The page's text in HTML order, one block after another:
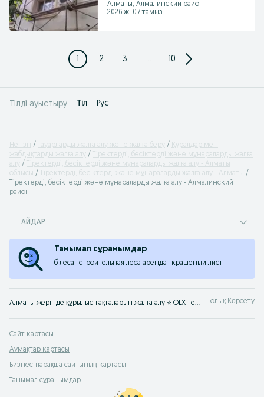
Алматы, Алмалинский район
2026 ж. 07 тамыз
1 2 3 ... 10
Тілді ауыстыру Tіл Рус
Негізгі Тауарларды жалға алу және жалға беру
Құралдар мен
жабдықтарды жалға алу
Тіректерді, бесіктерді және мұнараларды жалға
алу
Тіректерді, бесіктерді және мұнараларды жалға алу - Алматы
облысы
Тіректерді, бесіктерді және мұнараларды жалға алу - Алматы
Тіректерді, бесіктерді және мұнараларды жалға алу - Алмалинский
район
АЙДАР
Танымал сұранымдар
б леса строительная леса аренда крашеный лист
Алматы жерінде құрылыс тақталарын жалға алу ⭐ OLX-тен құрылысқа арналған бесіктерді, мұнаралар мен баспалдақтарды тиімді бағада оп-оңай жалға алып, бере аласыздар ⚡ OLX.kz-ке кір! Толық Көрсету
Сайт картасы
Аумақтар картасы
Бизнес-парақша сайтының картасы
Танымал сұранымдар